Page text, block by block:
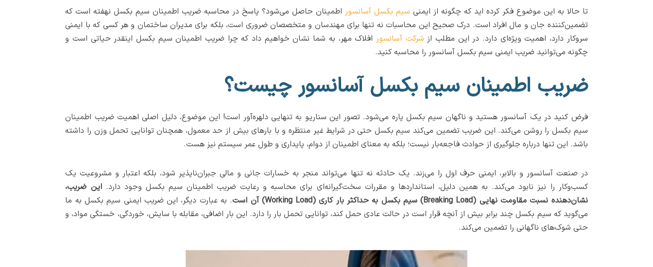
تا حالا به این موضوع فکر کرده اید که چگونه از ایمنی سیم بکسل آسانسور اطمینان حاصل می‌شود؟ پاسخ در محاسبه ضریب اطمینان سیم بکسل نهفته است که
تضمین‌کننده جان و مال افراد است. درک صحیح این محاسبات نه تنها برای مهندسان و متخصصان ضروری است، بلکه برای مدیران ساختمان و هر کسی که با ایمنی
سروکار دارد، اهمیت ویژه‌ای دارد. در این مطلب از شرکت آسانسور افلاک مهر، به شما نشان خواهیم داد که چرا ضریب اطمینان سیم بکسل اینقدر حیاتی است و
چگونه می‌توانید ضریب ایمنی سیم بکسل آسانسور را محاسبه کنید.
ضریب اطمینان سیم بکسل آسانسور چیست؟
فرض کنید در یک آسانسور هستید و ناگهان سیم بکسل پاره می‌شود. تصور این سناریو به تنهایی دلهره‌آور است! این موضوع، دلیل اصلی اهمیت ضریب اطمینان
سیم بکسل را روشن می‌کند. این ضریب تضمین می‌کند سیم بکسل حتی در شرایط غیر منتظره و با بارهای بیش از حد معمول، همچنان توانایی تحمل وزن را داشته
باشد. این تنها درباره جلوگیری از حوادث فاجعه‌بار نیست؛ بلکه به معنای اطمینان از دوام، پایداری و طول عمر سیستم نیز هست.
در صنعت آسانسور و بالابر، ایمنی حرف اول را می‌زند. یک حادثه نه تنها می‌تواند منجر به خسارات جانی و مالی جبران‌ناپذیر شود، بلکه اعتبار و مشروعیت یک
کسب‌وکار را نیز نابود می‌کند. به همین دلیل، استانداردها و مقررات سخت‌گیرانه‌ای برای محاسبه و رعایت ضریب اطمینان سیم بکسل وجود دارد.این ضریب،
نشان‌دهنده نسبت مقاومت نهایی (Breaking Load) سیم بکسل به حداکثر بار کاری (Working Load) آن است
. به عبارت دیگر، این ضریب ایمنی سیم بکسل به ما
می‌گوید که سیم بکسل چند برابر بیش از آنچه قرار است در حالت عادی حمل کند، توانایی تحمل بار را دارد. این بار اضافی، مقابله با سایش، خوردگی، خستگی مواد، و
حتی شوک‌های ناگهانی را تضمین می‌کند.